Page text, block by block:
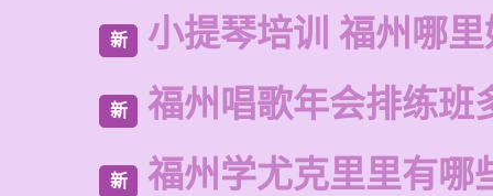
新 小提琴培训 福州哪
新 福州唱歌年会排练班
新 福州学尤克里里有哪